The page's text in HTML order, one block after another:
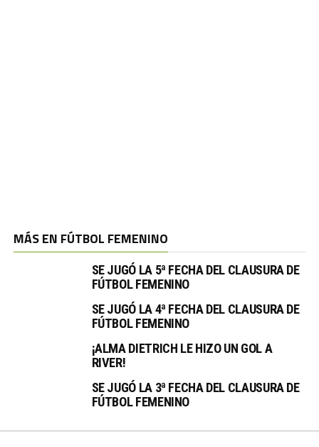
MÁS EN FÚTBOL FEMENINO
SE JUGÓ LA 5ª FECHA DEL CLAUSURA DE
FÚTBOL FEMENINO
SE JUGÓ LA 4ª FECHA DEL CLAUSURA DE
FÚTBOL FEMENINO
¡ALMA DIETRICH LE HIZO UN GOL A
RIVER!
SE JUGÓ LA 3ª FECHA DEL CLAUSURA DE
FÚTBOL FEMENINO